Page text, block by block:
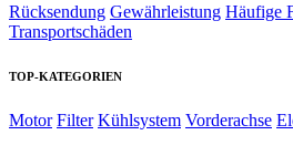
Rücksendung Gewährleistung Häufige
Transportschäden
TOP-KATEGORIEN
Motor Filter Kühlsystem Vorderachse